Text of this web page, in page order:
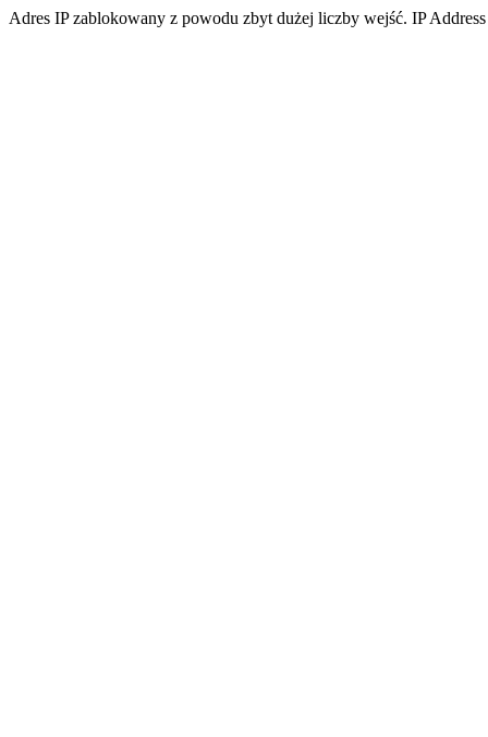
Adres IP zablokowany z powodu zbyt dużej liczby wejść. IP